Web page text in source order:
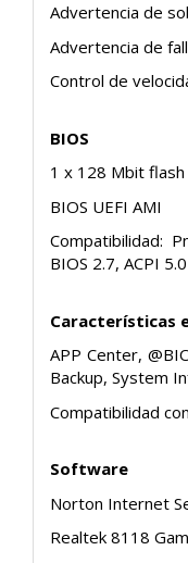
Advertencia de
Advertencia de
Control de
BIOS
1 x 128 Mbit flash
BIOS UEFI AMI
Compatibilidad:
BIOS 2.7, ACPI 5.0
Características
APP Center,
Backup, System
Compatibilidad
Software
Norton Internet
Realtek 8118